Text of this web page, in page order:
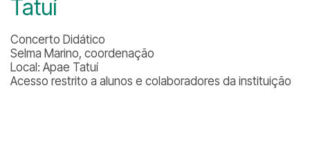
Tatuí
Concerto Didático
Selma Marino, coordenação
Local: Apae Tatuí
Acesso restrito a alunos e colaboradores da instituição